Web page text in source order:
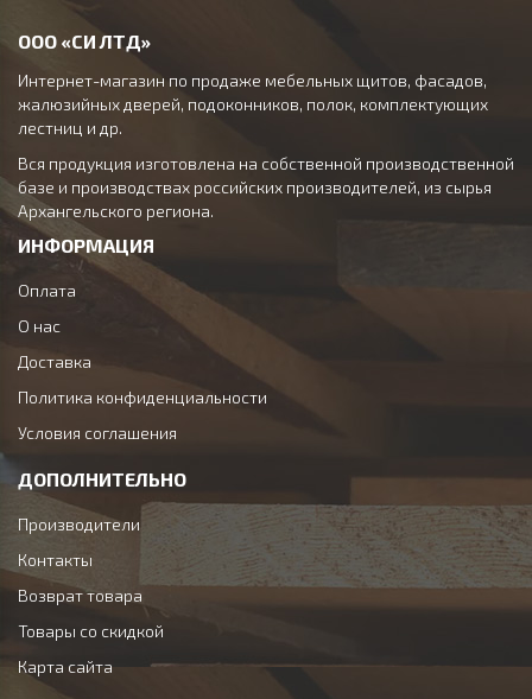
ООО «СИ ЛТД»
Интернет-магазин по продаже мебельных щитов, фасадов,
жалюзийных дверей, подоконников, полок, комплектующих
лестниц и др.
Вся продукция изготовлена на собственной производственной
базе и производствах российских производителей, из сырья
Архангельского региона.
ИНФОРМАЦИЯ
Оплата
О нас
Доставка
Политика конфиденциальности
Условия соглашения
ДОПОЛНИТЕЛЬНО
Производители
Контакты
Возврат товара
Товары со скидкой
Карта сайта